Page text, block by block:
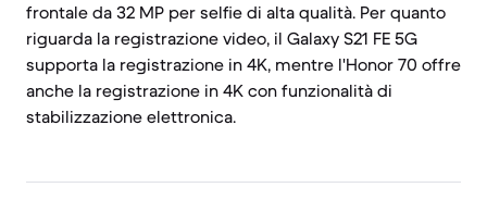
frontale da 32 MP per selfie di alta qualità. Per quanto
riguarda la registrazione video, il Galaxy S21 FE 5G
supporta la registrazione in 4K, mentre l'Honor 70 offre
anche la registrazione in 4K con funzionalità di
stabilizzazione elettronica.